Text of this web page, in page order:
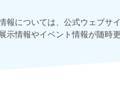
については、公式ウェブサ
示情報やイベント情報が随時